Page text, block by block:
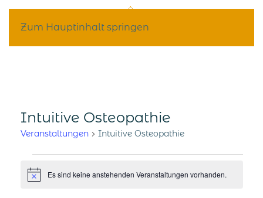
Zum Hauptinhalt springen
Intuitive Osteopathie
Veranstaltungen Intuitive Osteopathie
Veranstaltungen
HinweisEs sind keine anstehenden Veranstaltungen vorhanden.